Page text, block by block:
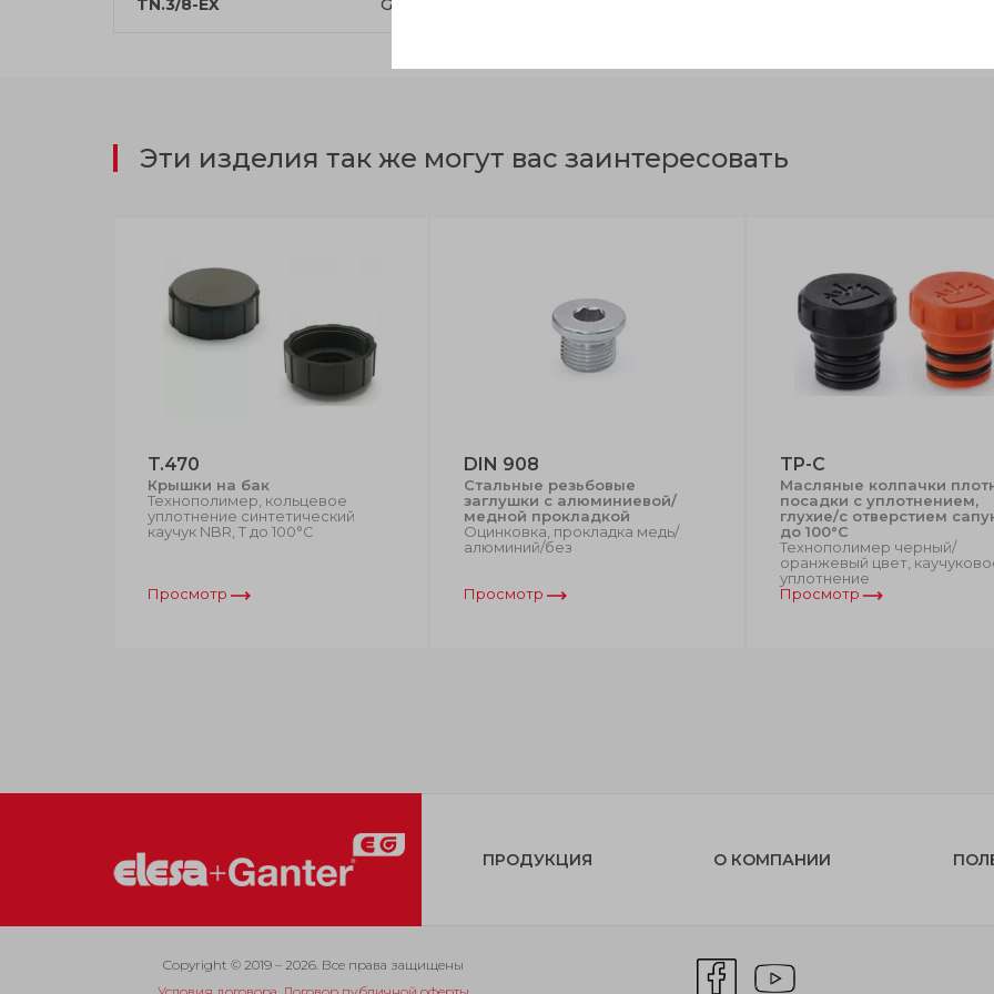
TN.3/8-EX G 3/8
Эти изделия так же могут вас заинтересовать
T.470
Крышки на бак
Технополимер, кольцевое
уплотнение синтетический
каучук NBR, Т до 100°C
Просмотр
DIN 908
Стальные резьбовые
заглушки с алюминиевой/
медной прокладкой
Оцинковка, прокладка медь/
алюминий/без
Просмотр
TP-C
Масляные колпачки
посадки с уплотнением,
глухие/с отверстием
до 100°C
Технополимер черный/
оранжевый цвет,
уплотнение
Просмотр
ПРОДУКЦИЯ О КОМПАНИИ
Copyright © 2019 – 2026. Все права защищены